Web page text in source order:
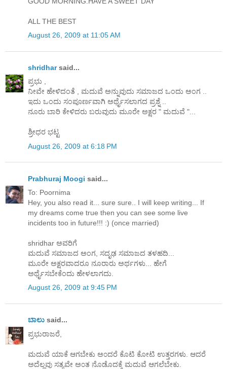
ALL THE BEST
August 26, 2009 at 11:05 AM
shridharsaid...
ಪ್ರಭು ,
ನೀವೇ ಹೇಳಿದಂತೆ , ಮದುವೆ ಅನ್ನುವುದು ಸಮಾಜದ ಒಂದು ಅಂಗ ..
ಇದು ಒಂದು ಸಂಪೂರ್ಣವಾಗಿ ಅರ್ಥೈಸಲಾಗದ ಪ್ರಶ್ನೆ ..
ನೂರು ಬಾರಿ ಕೇಳಿದರು ಬರುವುದು ಮೂರೇ ಅಕ್ಷರ " ಮದುವೆ "...
ಶ್ರೀಧರ ಭಟ್ಟ
August 26, 2009 at 6:18 PM
Prabhuraj Moogi said...
To: Poornima
Hey, you also read it... sure sure.. I will keep writing... If
my dreams come true then you can see some live
incidents too in future!!! :) (once married)
shridhar ಅವರಿಗೆ
ಮದುವೆ ಸಮಾಜದ ಅಂಗ, ಸದೃಢ ಸಮಾಜದ ತಳಹದಿ...
ಮೂರೇ ಅಕ್ಷರವಾದರೂ ನೂರಾರು ಅರ್ಥಗಳು... ಹೇಗೆ
ಅರ್ಥೈಸಬೇಕೆಂದು ಹೇಳಲಾಗದು.
August 26, 2009 at 9:45 PM
ಬಾಲು said...
ಪ್ರಭುರಾಜರೆ,
ಮದುವೆ ಯಾಕೆ ಆಗಬೇಕು ಅ೦ದರೆ ಕೊಟಿ ಕೋಟಿ ಉತ್ತರಗಳು. ಆದರೆ
ಅದೆಲ್ಲವು ಸತ್ಯವೇ ಅ೦ತ ನೊಡೊದಕ್ಕೆ ಮದುವೆ ಆಗಲೆಬೇಕು.